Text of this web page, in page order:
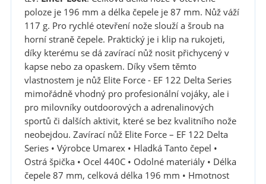
poloze je 196 mm a délka čepele je 87 mm. Nůž váží
117 g. Pro rychlé otevření nože slouží a šroub na
horní straně čepele. Praktický je i klip na rukojeti,
díky kterému se dá zavírací nůž nosit přichycený v
kapse nebo za opaskem. Díky všem těmto
vlastnostem je nůž Elite Force - EF 122 Delta Series
mimořádně vhodný pro profesionální vojáky, ale i
pro milovníky outdoorových a adrenalinových
sportů či dalších aktivit, které se bez kvalitního nože
neobejdou. Zavírací nůž Elite Force – EF 122 Delta
Series • Výrobce Umarex • Hladká Tanto čepel •
Ostrá špička • Ocel 440C • Odolné materiály • Délka
čepele 87 mm, celková délka 196 mm • Hmotnost